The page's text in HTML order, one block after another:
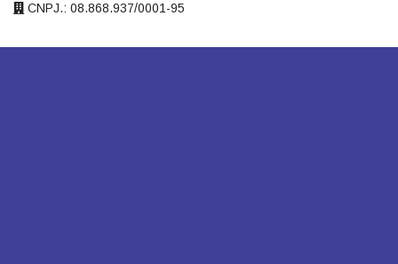
CNPJ.: 08.868.937/0001-95